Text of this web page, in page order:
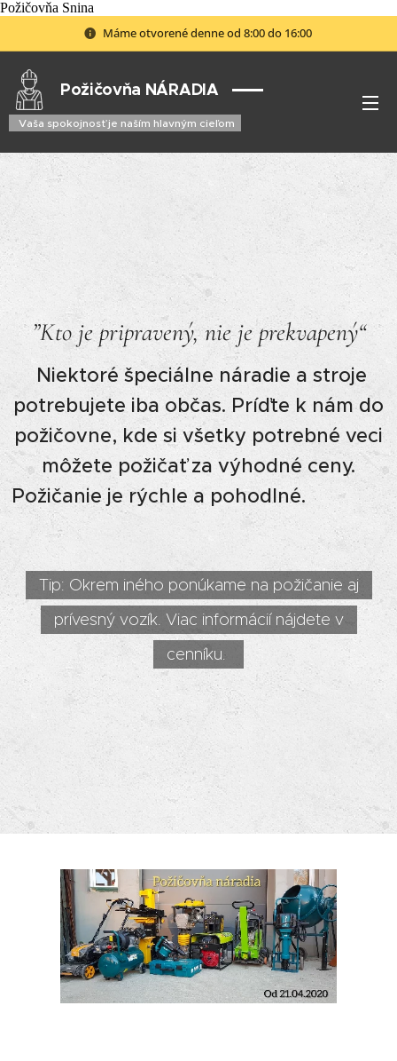
Požičovňa Snina
Máme otvorené denne od 8:00 do 16:00
Požičovňa NÁRADIA
Vaša spokojnosť je naším hlavným cieľom
”Kto je pripravený, nie je prekvapený“
Niektoré špeciálne náradie a stroje
potrebujete iba občas. Príďte k nám do
požičovne, kde si všetky potrebné veci
môžete požičať za výhodné ceny.
Požičanie je rýchle a pohodlné.
Tip: Okrem iného ponúkame na požičanie aj
prívesný vozík. Viac informácií nájdete v
cenníku.